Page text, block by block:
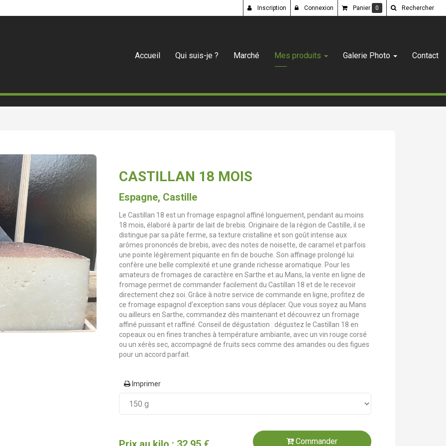
Accueil Qui suis-je ? Marché Mes produits Galerie Photo Contact
CASTILLAN 18 MOIS
Espagne, Castille
Le Castillan 18 est un fromage espagnol affiné longuement, pendant au moins
18 mois, élaboré à partir de lait de brebis. Originaire de la région de Castille, il se
distingue par sa pâte ferme, sa texture cristalline et son goût intense aux
arômes prononcés de brebis, avec des notes de noisette, de caramel et parfois
une pointe légèrement piquante en fin de bouche. Son affinage prolongé lui
confère une belle complexité et une grande richesse aromatique. Pour les
amateurs de fromages de caractère en Sarthe et au Mans, la vente en ligne de
fromage permet de commander facilement du Castillan 18 et de le recevoir
directement chez soi. Grâce à notre service de commande en ligne, profitez de
ce fromage espagnol d’exception sans vous déplacer. Que vous soyez au Mans
ou ailleurs en Sarthe, commandez dès maintenant et découvrez un fromage
affiné puissant et raffiné. Conseil de dégustation : dégustez le Castillan 18 en
copeaux ou en fines tranches à température ambiante, avec un vin rouge corsé
ou un xérès sec, accompagné de fruits secs comme des amandes ou des figues
pour un accord parfait.
Imprimer
Commander
Inscription Connexion Panier 0 Rechercher